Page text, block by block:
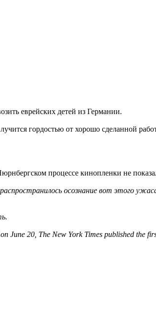
еврейских детей из Германии.
гордостью от хорошо сделанной
процессе кинопленки не
осознание вот этого
June 20, The New York Times published the